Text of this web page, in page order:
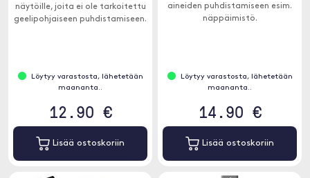
näytöille, joita ei ole tarkoitettu
geelipohjaiseen puhdistamiseen.
Löytyy varastosta, lähetetään
maananta..
12.90 €
Lisää ostoskoriin
aineiden puhdistamiseen esim.
näppäimistö.
Löytyy varastosta, lähetetään
maananta..
14.90 €
Lisää ostoskoriin